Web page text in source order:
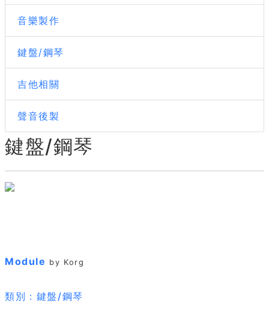
音樂製作
鍵盤/鋼琴
吉他相關
聲音後製
鍵盤/鋼琴
Module by Korg
類別：鍵盤/鋼琴